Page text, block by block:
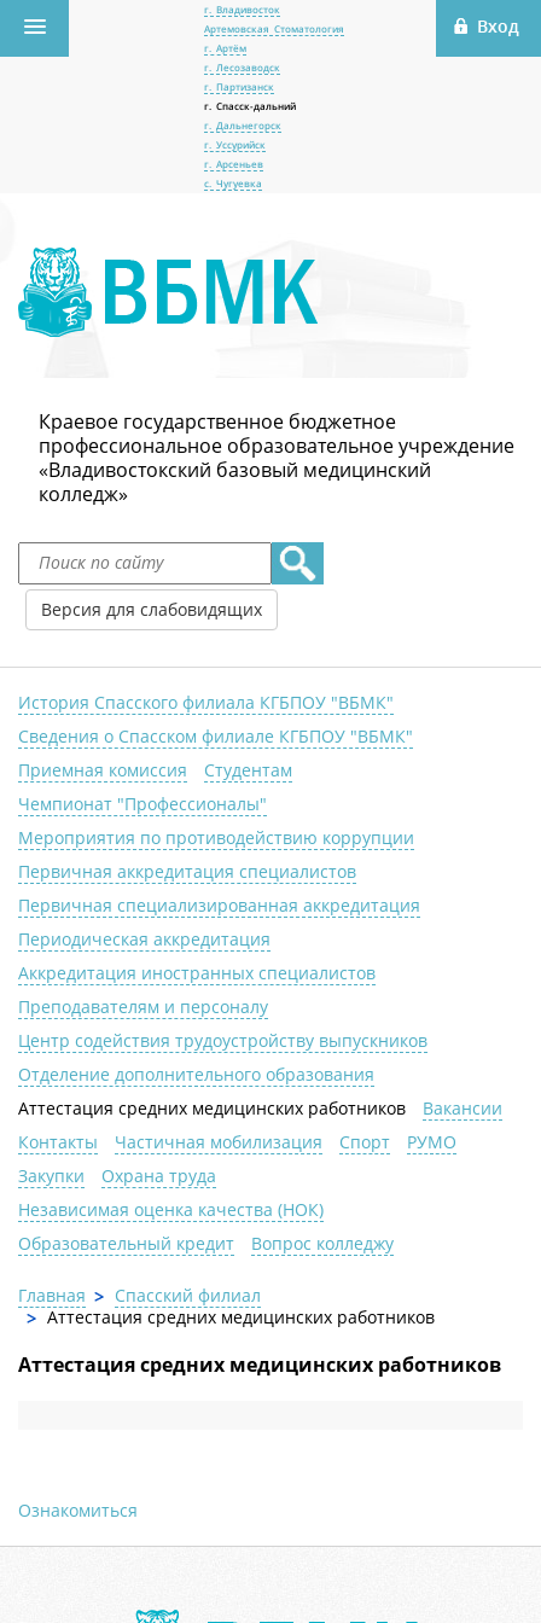
г. Владивосток
Артемовская Стоматология
г. Артём
г. Лесозаводск
г. Партизанск
г. Спасск-дальний
г. Дальнегорск
г. Уссурийск
г. Арсеньев
с. Чугуевка
Краевое государственное бюджетное
профессиональное образовательное учреждение
«Владивостокский базовый медицинский
колледж»
Версия для слабовидящих
История Спасского филиала КГБПОУ "ВБМК"
Сведения о Спасском филиале КГБПОУ "ВБМК"
Приемная комиссия
Студентам
Чемпионат "Профессионалы"
Мероприятия по противодействию коррупции
Первичная аккредитация специалистов
Первичная специализированная аккредитация
Периодическая аккредитация
Аккредитация иностранных специалистов
Преподавателям и персоналу
Центр содействия трудоустройству выпускников
Отделение дополнительного образования
Аттестация средних медицинских работников
Вакансии
Контакты
Частичная мобилизация Спорт
РУМО
Закупки
Охрана труда
Независимая оценка качества (НОК)
Образовательный кредит
Вопрос колледжу
Главная
Спасский филиал
Аттестация средних медицинских работников
Аттестация средних медицинских работников
Ознакомиться